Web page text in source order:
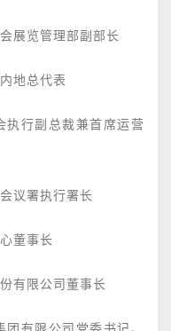
展览管理部副部长
地总代表
行副总裁兼首席运营
议署执行署长
董事长
有限公司董事长